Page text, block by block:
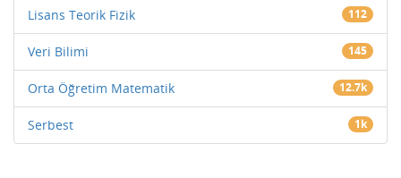
Lisans Teorik Fizik 112
Veri Bilimi 145
Orta Öğretim Matematik 12.7k
Serbest 1k